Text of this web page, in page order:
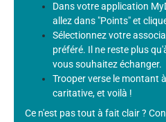
Dans votre application
allez dans "Points" et
Sélectionnez votre
préféré. Il ne reste plus
vous souhaitez échanger.
Trooper verse le montant
caritative, et voilà !
Ce n'est pas tout à fait clair ?